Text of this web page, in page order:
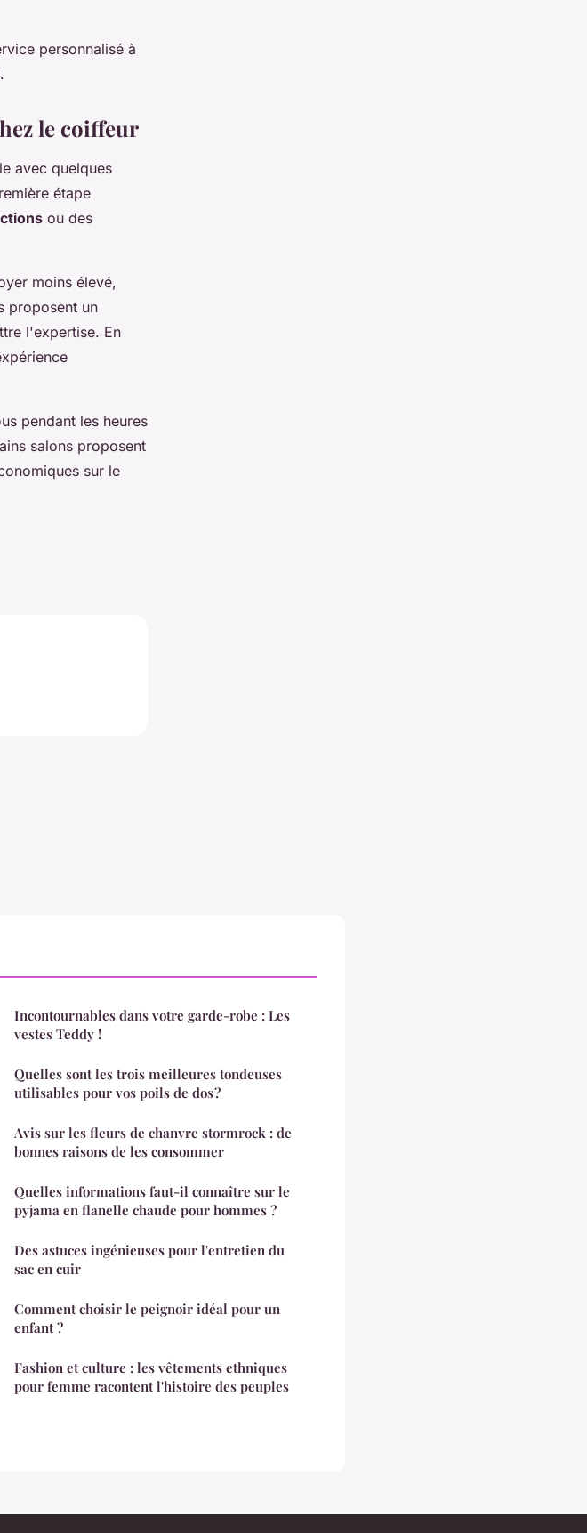
personnalisé à
le coiffeur
avec quelques
étape
ou des
moins élevé,
proposent un
l'expertise. En
pendant les heures
salons proposent
sur le
Incontournables dans votre garde-robe : Les
vestes Teddy !
Quelles sont les trois meilleures tondeuses
utilisables pour vos poils de dos ?
Avis sur les fleurs de chanvre stormrock : de
bonnes raisons de les consommer
Quelles informations faut-il connaître sur le
pyjama en flanelle chaude pour hommes ?
Des astuces ingénieuses pour l'entretien du
sac en cuir
Comment choisir le peignoir idéal pour un
enfant ?
Fashion et culture : les vêtements ethniques
pour femme racontent l'histoire des peuples